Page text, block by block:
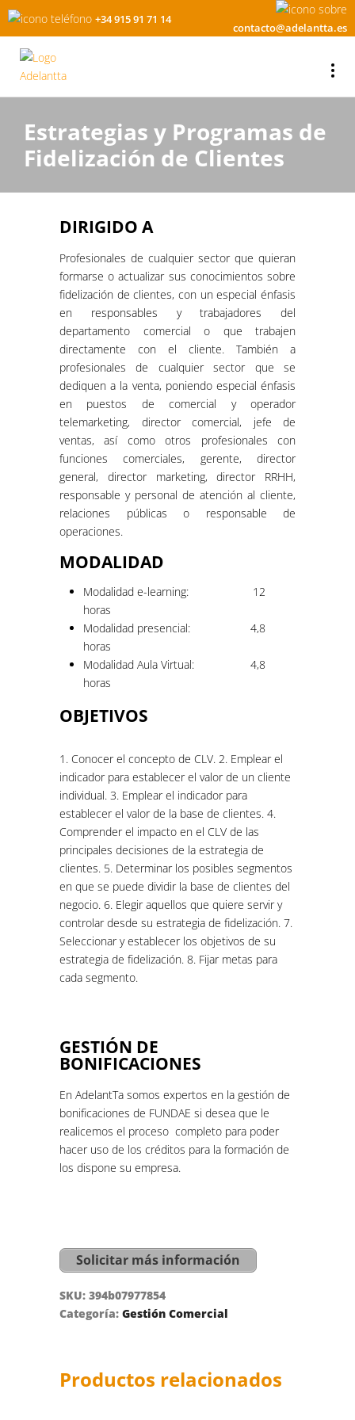
+34 915 91 71 14
contacto@adelantta.es
Estrategias y Programas de
Fidelización de Clientes
DIRIGIDO A
Profesionales de cualquier sector que quieran
formarse o actualizar sus conocimientos sobre
fidelización de clientes, con un especial énfasis
en responsables y trabajadores del
departamento comercial o que trabajen
directamente con el cliente. También a
profesionales de cualquier sector que se
dediquen a la venta, poniendo especial énfasis
en puestos de comercial y operador
telemarketing, director comercial, jefe de
ventas, así como otros profesionales con
funciones comerciales, gerente, director
general, director marketing, director RRHH,
responsable y personal de atención al cliente,
relaciones públicas o responsable de
operaciones.
MODALIDAD
Modalidad e-learning:
12
horas
Modalidad presencial:
4,8
horas
Modalidad Aula Virtual:
4,8
horas
OBJETIVOS
1. Conocer el concepto de CLV. 2. Emplear el
indicador para establecer el valor de un cliente
individual. 3. Emplear el indicador para
establecer el valor de la base de clientes. 4.
Comprender el impacto en el CLV de las
principales decisiones de la estrategia de
clientes. 5. Determinar los posibles segmentos
en que se puede dividir la base de clientes del
negocio. 6. Elegir aquellos que quiere servir y
controlar desde su estrategia de fidelización. 7.
Seleccionar y establecer los objetivos de su
estrategia de fidelización. 8. Fijar metas para
cada segmento.
GESTIÓN DE
BONIFICACIONES
En AdelantTa somos expertos en la gestión de
bonificaciones de FUNDAE si desea que le
realicemos el proceso completo para poder
hacer uso de los créditos para la formación de
los dispone su empresa.
Solicitar más información
SKU: 394b07977854
Categoría: Gestión Comercial
Productos relacionados